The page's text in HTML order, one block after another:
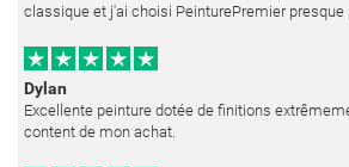
classique et j'ai choisi PeinturePremier presque
Dylan
Excellente peinture dotée de finitions
content de mon achat.